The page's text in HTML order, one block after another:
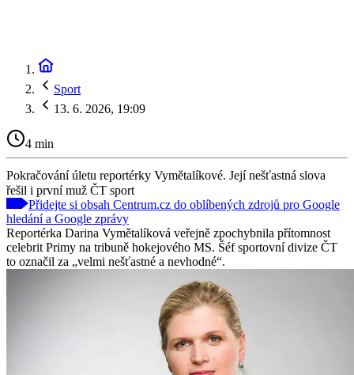
Sport
13. 6. 2026, 19:09
4 min
Pokračování úletu reportérky Vymětalíkové. Její nešťastná slova
řešil i první muž ČT sport
Přidejte si obsah Centrum.cz do oblíbených zdrojů pro Google
hledání a Google zprávy
Reportérka Darina Vymětalíková veřejně zpochybnila přítomnost
celebrit Primy na tribuně hokejového MS. Šéf sportovní divize ČT
to označil za „velmi nešťastné a nevhodné“.